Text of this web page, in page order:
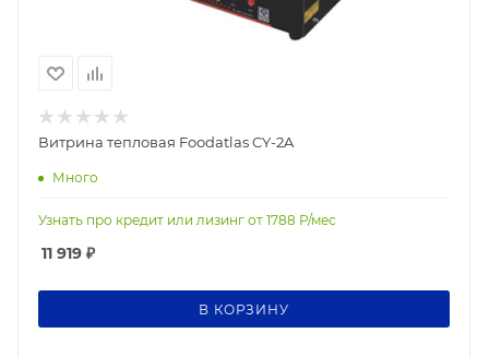
Витрина тепловая Foodatlas CY-2A
Много
Узнать про кредит или лизинг от 1788 Р/мес
11 919 ₽
В КОРЗИНУ